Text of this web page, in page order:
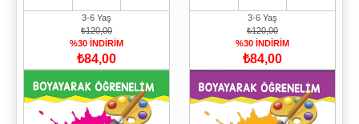
3-6 Yaş
₺120,00
%30 İNDİRİM
₺84,00
3-6 Yaş
₺120,00
%30 İNDİRİM
₺84,00